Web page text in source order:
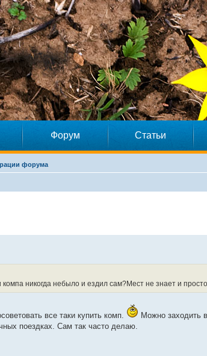
Форум Статьи
форума
компа никогда небыло и ездил сам?Мест не знает и
все таки купить комп.
Можно заходить
поездках. Сам так часто делаю.